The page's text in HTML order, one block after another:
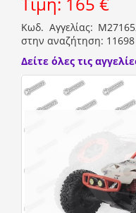
Κωδ. Αγγελίας:
στην αναζήτηση:
Δείτε όλες τις